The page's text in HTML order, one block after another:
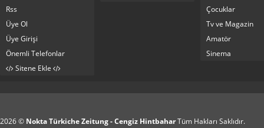
Rss
Üye Ol
Üye Girişi
Önemli Telefonlar
Sitene Ekle
Çocuklar
Tv ve Magazin
Amatör
Sinema
2026 © Nokta Türkiche Zeitung - Cengiz HintbaharTüm Hakları Saklıdır.